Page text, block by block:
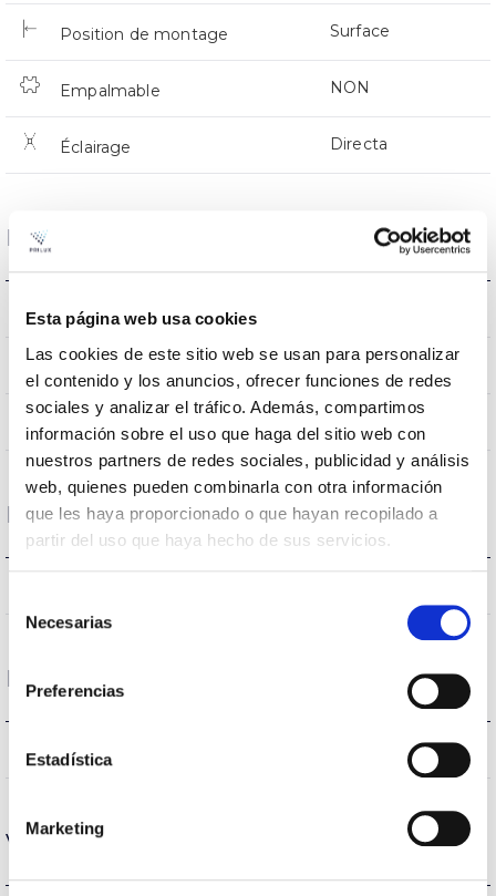
Esta página web usa cookies
Las cookies de este sitio web se usan para personalizar
el contenido y los anuncios, ofrecer funciones de redes
sociales y analizar el tráfico. Además, compartimos
información sobre el uso que haga del sitio web con
nuestros partners de redes sociales, publicidad y análisis
web, quienes pueden combinarla con otra información
que les haya proporcionado o que hayan recopilado a
partir del uso que haya hecho de sus servicios.
Necesarias
Preferencias
Estadística
Marketing
Position de montage Surface
Empalmable NON
Éclairage Directa
Données optiques
Température de coleur
80
Angle d’ouverture
Logement et finition
Performance
Flux (lm)
Vie